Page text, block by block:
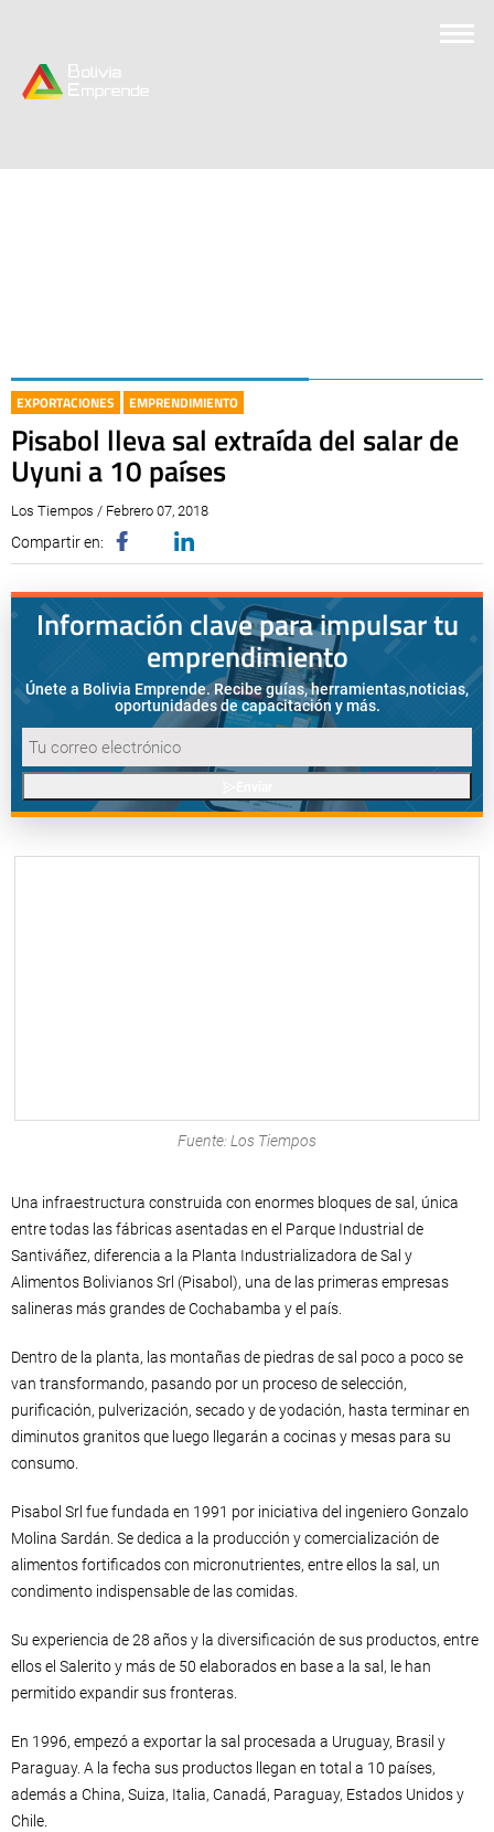
EXPORTACIONES EMPRENDIMIENTO
Pisabol lleva sal extraída del salar de
Uyuni a 10 países
Los Tiempos / Febrero 07, 2018
Compartir en:
Información clave para impulsar tu
emprendimiento
Únete a Bolivia Emprende. Recibe guías, herramientas,noticias,
oportunidades de capacitación y más.
Fuente: Los Tiempos
Una infraestructura construida con enormes bloques de sal, única
entre todas las fábricas asentadas en el Parque Industrial de
Santiváñez, diferencia a la Planta Industrializadora de Sal y
Alimentos Bolivianos Srl (Pisabol), una de las primeras empresas
salineras más grandes de Cochabamba y el país.
Dentro de la planta, las montañas de piedras de sal poco a poco se
van transformando, pasando por un proceso de selección,
purificación, pulverización, secado y de yodación, hasta terminar en
diminutos granitos que luego llegarán a cocinas y mesas para su
consumo.
Pisabol Srl fue fundada en 1991 por iniciativa del ingeniero Gonzalo
Molina Sardán. Se dedica a la producción y comercialización de
alimentos fortificados con micronutrientes, entre ellos la sal, un
condimento indispensable de las comidas.
Su experiencia de 28 años y la diversificación de sus productos, entre
ellos el Salerito y más de 50 elaborados en base a la sal, le han
permitido expandir sus fronteras.
En 1996, empezó a exportar la sal procesada a Uruguay, Brasil y
Paraguay. A la fecha sus productos llegan en total a 10 países,
además a China, Suiza, Italia, Canadá, Paraguay, Estados Unidos y
Chile.